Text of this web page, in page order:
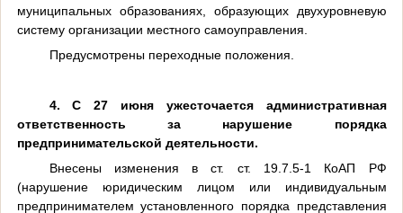
муниципальных образованиях, образующих двухуровневую
систему организации местного самоуправления.
Предусмотрены переходные положения.
4. С 27 июня ужесточается административная
ответственность за нарушение порядка
предпринимательской деятельности.
Внесены изменения в ст. ст. 19.7.5-1 КоАП РФ
(нарушение юридическим лицом или индивидуальным
предпринимателем установленного порядка представления